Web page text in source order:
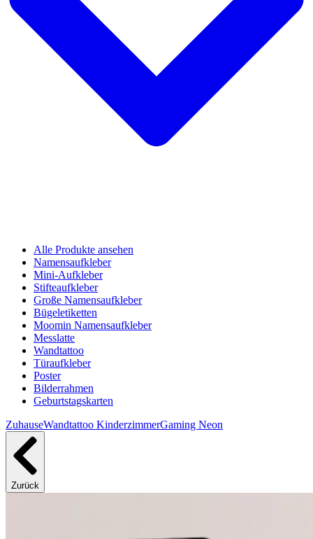
Alle Produkte ansehen
Namensaufkleber
Mini-Aufkleber
Stifteaufkleber
Große Namensaufkleber
Bügeletiketten
Moomin Namensaufkleber
Messlatte
Wandtattoo
Türaufkleber
Poster
Bilderrahmen
Geburtstagskarten
ZuhauseWandtattoo KinderzimmerGaming Neon
Zurück